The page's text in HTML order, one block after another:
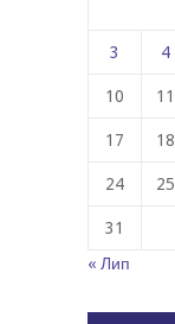
3 4
10 11
17 18
24 25
31
« Лип